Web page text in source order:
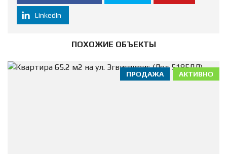
LinkedIn
ПОХОЖИЕ ОБЪЕКТЫ
АКТИВНО
ПРОДАЖА